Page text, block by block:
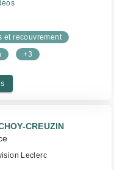
et recouvrement
+3
CREUZIN
Leclerc